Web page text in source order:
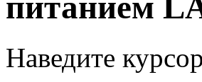
питанием
Наведите